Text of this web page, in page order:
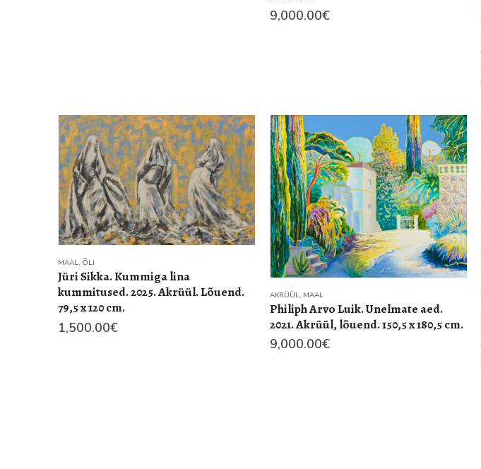
9,000.00€
MAAL, ÕLI
Jüri Sikka. Kummiga lina
kummitused. 2025. Akrüül. Lõuend.
79,5 x 120 cm.
1,500.00€
AKRÜÜL, MAAL
Philiph Arvo Luik. Unelmate aed.
2021. Akrüül, lõuend. 150,5 x 180,5 cm.
9,000.00€